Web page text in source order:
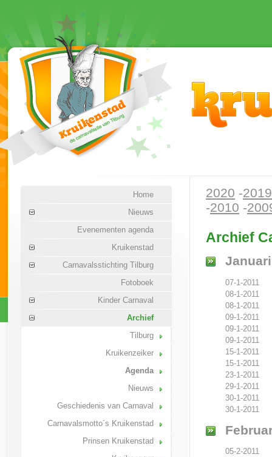
Home
Nieuws
Evenementen agenda
Kruikenstad
Carnavalsstichting Tilburg
Fotoboek
Kinder Carnaval
Archief
Tilburg
Kruikenzeiker
Agenda
Nieuws
Geschiedenis van Carnaval
Carnavalsmotto´s Kruikenstad
Prinsen Kruikenstad
2020 -2019
-2010 -
Archief
07-1-2011
08-1-2011
08-1-2011
09-1-2011
09-1-2011
09-1-2011
15-1-2011
15-1-2011
23-1-2011
29-1-2011
30-1-2011
30-1-2011
05-2-2011